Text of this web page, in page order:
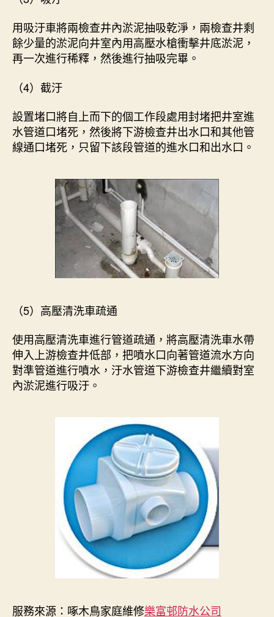
用吸汙車將兩檢查井內淤泥抽吸乾淨，兩檢查井剩
餘少量的淤泥向井室內用高壓水槍衝擊井底淤泥，
再一次進行稀釋，然後進行抽吸完畢。
（4）截汙
設置堵口將自上而下的個工作段處用封堵把井室進
水管道口堵死，然後將下游檢查井出水口和其他管
線通口堵死，只留下該段管道的進水口和出水口。
（5）高壓清洗車疏通
使用高壓清洗車進行管道疏通，將高壓清洗車水帶
伸入上游檢查井低部，把噴水口向著管道流水方向
對準管道進行噴水，汙水管道下游檢查井繼續對室
內淤泥進行吸汙。
服務來源：啄木鳥家庭維修樂富邨防水公司